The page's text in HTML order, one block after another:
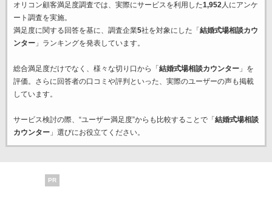
オリコン顧客満足度調査では、実際にサービスを利用した1,952人にアンケ
ート調査を実施。
満足度に関する回答を基に、調査企業5社を対象にした「 結婚式場相談カウ
ンター」ランキングを発表しています。
総合満足度だけでなく、様々な切り口から「 結婚式場相談カウンター」を
評価。さらに回答者の口コミや評判といった、実際のユーザーの声も掲載
しています。
サービス検討の際、“ユーザー満足度”からも比較することで「 結婚式場相談
カウンター」選びにお役立てください。
PR